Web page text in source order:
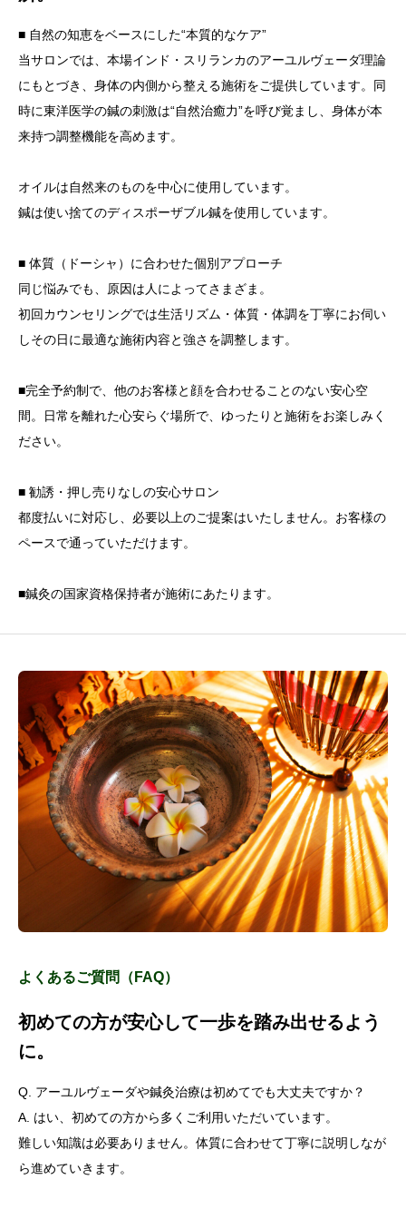
■ 自然の知恵をベースにした“本質的なケア”
当サロンでは、本場インド・スリランカのアーユルヴェーダ理論
にもとづき、身体の内側から整える施術をご提供しています。同
時に東洋医学の鍼の刺激は“自然治癒力”を呼び覚まし、身体が本
来持つ調整機能を高めます。
オイルは自然来のものを中心に使用しています。
鍼は使い捨てのディスポーザブル鍼を使用しています。
■ 体質（ドーシャ）に合わせた個別アプローチ
同じ悩みでも、原因は人によってさまざま。
初回カウンセリングでは生活リズム・体質・体調を丁寧にお伺い
しその日に最適な施術内容と強さを調整します。
■完全予約制で、他のお客様と顔を合わせることのない安心空
間。日常を離れた心安らぐ場所で、ゆったりと施術をお楽しみく
ださい。
■ 勧誘・押し売りなしの安心サロン
都度払いに対応し、必要以上のご提案はいたしません。お客様の
ペースで通っていただけます。
■鍼灸の国家資格保持者が施術にあたります。
よくあるご質問（FAQ）
初めての方が安心して一歩を踏み出せるよう
に。
Q. アーユルヴェーダや鍼灸治療は初めてでも大丈夫ですか？
A. はい、初めての方から多くご利用いただいています。
難しい知識は必要ありません。体質に合わせて丁寧に説明しなが
ら進めていきます。